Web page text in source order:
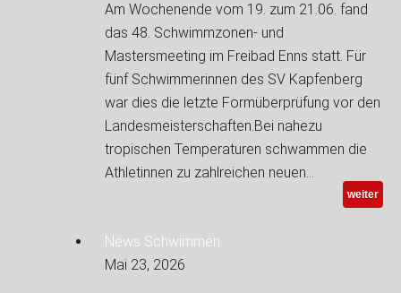
Am Wochenende vom 19. zum 21.06. fand
das 48. Schwimmzonen- und
Mastersmeeting im Freibad Enns statt. Für
fünf Schwimmerinnen des SV Kapfenberg
war dies die letzte Formüberprüfung vor den
Landesmeisterschaften.Bei nahezu
tropischen Temperaturen schwammen die
Athletinnen zu zahlreichen neuen…
weiter
News Schwimmen
Mai 23, 2026